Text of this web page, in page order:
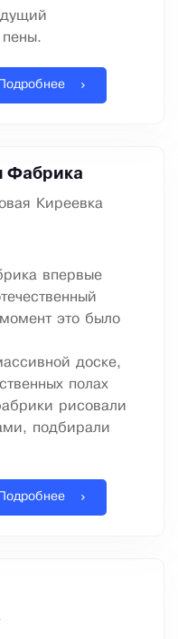
пены.
Подробнее
Фабрика
Киреевка
впервые
это было
доске,
полах
рисовали
подбирали
Подробнее